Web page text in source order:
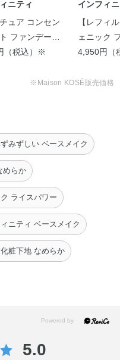
ニティ
ュア コンセン
ファンデーシ
（税込）※
インフィ
【レフィ
ェニック
ョン
4,950円（
※Maison KOSÉ販売価格
ずみずしい ベースメイク
めらか
ライスパワー
ニティ ベースメイク
化粧下地 なめらか
5.0